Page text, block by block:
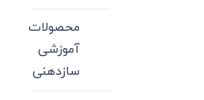
محصولات
آموزشی
سازدهنی